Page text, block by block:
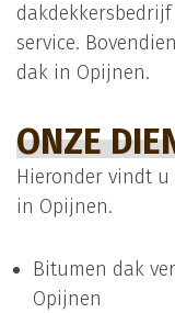
service.
dak in Opijnen.
ONZE
Hieronder vindt u
in Opijnen.
Bitumen dak
Opijnen